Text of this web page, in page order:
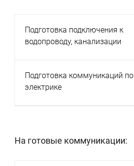
Подготовка подключения к
водопроводу, канализации
Подготовка коммуникаций по
электрике
На готовые коммуникации: